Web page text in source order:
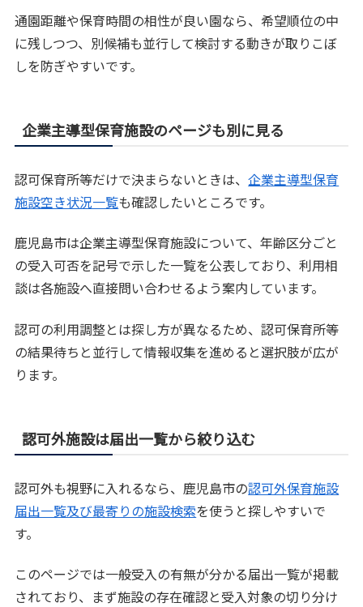
通園距離や保育時間の相性が良い園なら、希望順位の中
に残しつつ、別候補も並行して検討する動きが取りこぼ
しを防ぎやすいです。
企業主導型保育施設のページも別に見る
認可保育所等だけで決まらないときは、企業主導型保育
施設空き状況一覧も確認したいところです。
鹿児島市は企業主導型保育施設について、年齢区分ごと
の受入可否を記号で示した一覧を公表しており、利用相
談は各施設へ直接問い合わせるよう案内しています。
認可の利用調整とは探し方が異なるため、認可保育所等
の結果待ちと並行して情報収集を進めると選択肢が広が
ります。
認可外施設は届出一覧から絞り込む
認可外も視野に入れるなら、鹿児島市の認可外保育施設
届出一覧及び最寄りの施設検索を使うと探しやすいで
す。
このページでは一般受入の有無が分かる届出一覧が掲載
されており、まず施設の存在確認と受入対象の切り分け